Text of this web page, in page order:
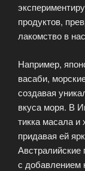
продуктов,
лакомство в
Например,
васаби,
создавая
вкуса моря. В
тикка масала
придавая ей
Австралийские
с добавлением